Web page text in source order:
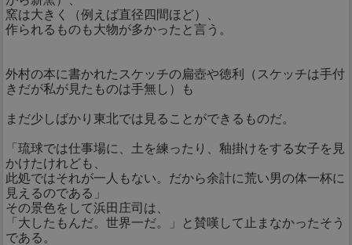
窯は大きく（例えば直径四間ほど）、
作られるものも大物が多かったと言う。
外村の本に書かれたスケッチの扁壺や徳利（スケッチは手付
きだが私が見たものは手無し）も
まだ少しばかり東北では見ることができるものだ。
「琉球では仕事場に、土を練ったり、釉掛けをする女子を見
かけたけれども、
此処ではそれが一人もない。だから余計に荒い男の体一杯に
見えるのである」
その景色をして浜田庄司は、
「大したもんだ。世界一だ。」と賛嘆して止まなかったそう
である。